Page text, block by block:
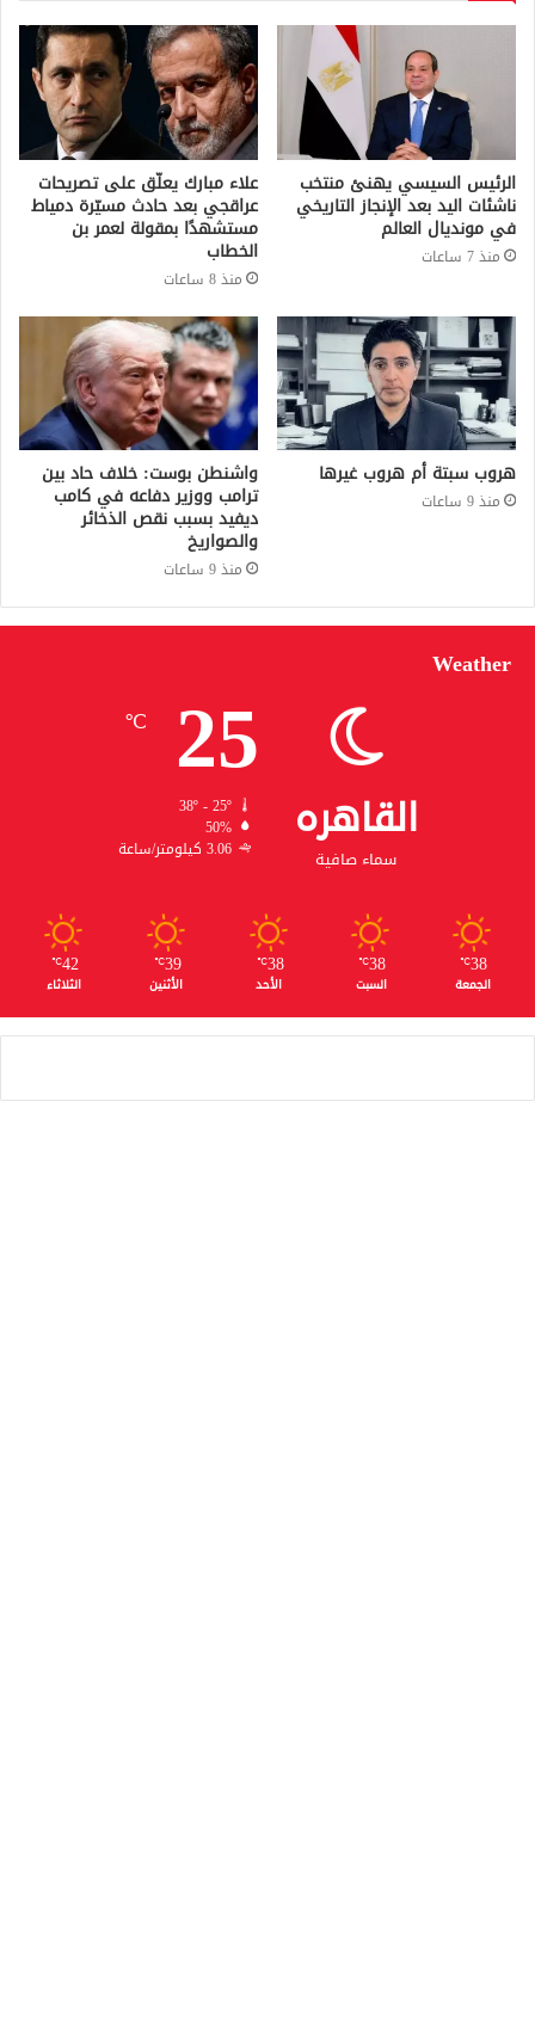
الرئيس السيسي يهنئ منتخب
ناشئات اليد بعد الإنجاز التاريخي
في مونديال العالم
منذ 7 ساعات
علاء مبارك يعلّق على تصريحات
عراقجي بعد حادث مسيّرة دمياط
مستشهدًا بمقولة لعمر بن
الخطاب
منذ 8 ساعات
هروب سبتة أم هروب غيرها
منذ 9 ساعات
واشنطن بوست: خلاف حاد بين
ترامب ووزير دفاعه في كامب
ديفيد بسبب نقص الذخائر
والصواريخ
منذ 9 ساعات
Weather
القاهره
سماء صافية
25
℃
38º - 25º
50%
3.06 كيلومتر/ساعة
38
℃
الجمعة
38
℃
السبت
38
℃
الأحد
39
℃
الأثنين
42
℃
الثلاثاء